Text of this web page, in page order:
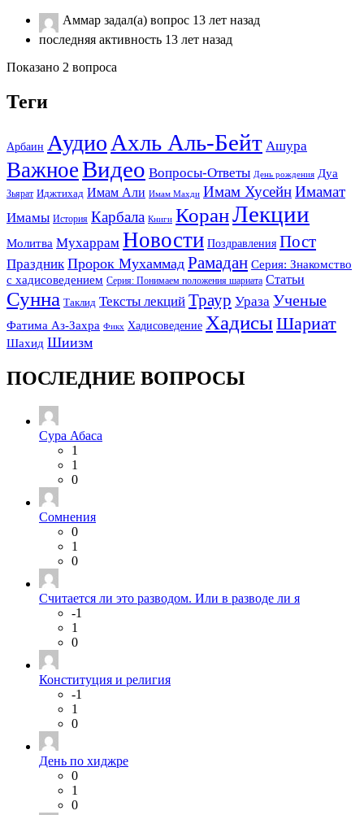
Аммар задал(а) вопрос 13 лет назад
последняя активность 13 лет назад
Показано 2 вопроса
Теги
Арбаин Аудио Ахль Аль-Бейт Ашура
ВажноеВидео Вопросы-Ответы День рождения Дуа
Зьярат Иджтихад Имам Али Имам Махди Имам ХусейнИмамат
Имамы История Карбала Книги КоранЛекции
Молитва Мухаррам Новости Поздравления Пост
Праздник Пророк Мухаммад Рамадан Серия: Знакомство
с хадисоведением Серия: Понимаем положения шариата Статьи
Сунна Таклид Тексты лекций Траур Ураза Ученые
Фатима Аз-Захра Фикх Хадисоведение ХадисыШариат
Шахид Шиизм
ПОСЛЕДНИЕ ВОПРОСЫ
Сура Абаса
1
1
0
Сомнения
0
1
0
Считается ли это разводом. Или в разводе ли я
-1
1
0
Конституция и религия
-1
1
0
День по хиджре
0
1
0